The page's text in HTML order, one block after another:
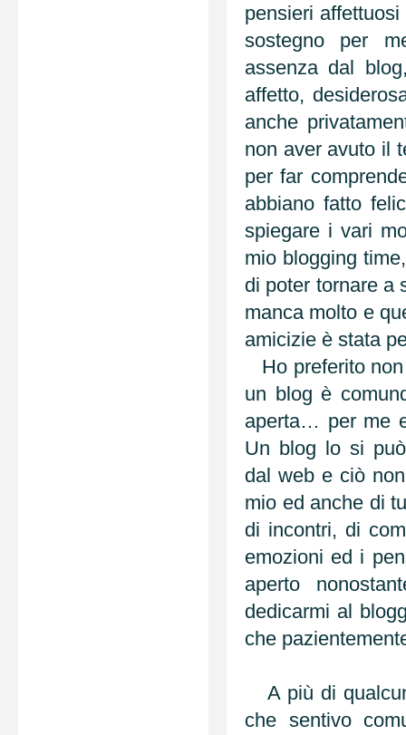
pensieri
sostegno per
assenza dal
affetto,
anche
non aver avuto il
per far
abbiano fatto
spiegare i vari
mio blogging
di poter tornare a
manca molto e
amicizie è stata
Ho preferito
un blog è
aperta… per me
Un blog lo si
dal web e ciò
mio ed anche di
di incontri, di
emozioni ed i
aperto
dedicarmi al
che
A più di
che sentivo